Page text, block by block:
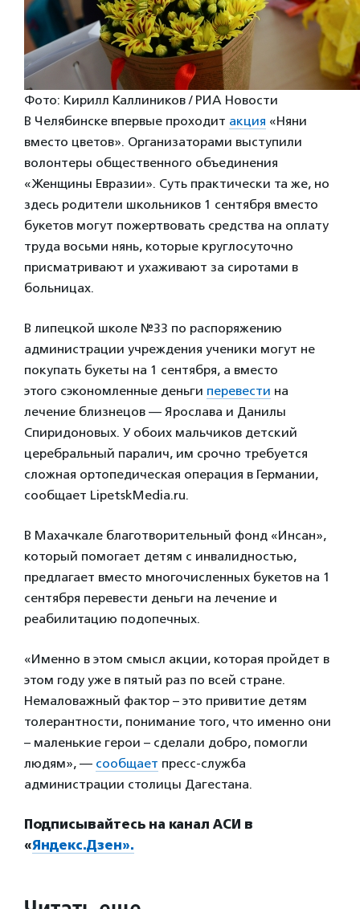
Фото: Кирилл Каллиников / РИА Новости
В Челябинске впервые проходит акция «Няни
вместо цветов». Организаторами выступили
волонтеры общественного объединения
«Женщины Евразии». Суть практически та же, но
здесь родители школьников 1 сентября вместо
букетов могут пожертвовать средства на оплату
труда восьми нянь, которые круглосуточно
присматривают и ухаживают за сиротами в
больницах.
В липецкой школе №33 по распоряжению
администрации учреждения ученики могут не
покупать букеты на 1 сентября, а вместо
этого сэкономленные деньги перевести на
лечение близнецов — Ярослава и Данилы
Спиридоновых. У обоих мальчиков детский
церебральный паралич, им срочно требуется
сложная ортопедическая операция в Германии,
сообщает LipetskMedia.ru.
В Махачкале благотворительный фонд «Инсан»,
который помогает детям с инвалидностью,
предлагает вместо многочисленных букетов на 1
сентября перевести деньги на лечение и
реабилитацию подопечных.
«Именно в этом смысл акции, которая пройдет в
этом году уже в пятый раз по всей стране.
Немаловажный фактор – это привитие детям
толерантности, понимание того, что именно они
– маленькие герои – сделали добро, помогли
людям», — сообщает пресс-служба
администрации столицы Дагестана.
Подписывайтесь на канал АСИ в
«Яндекс.Дзен».